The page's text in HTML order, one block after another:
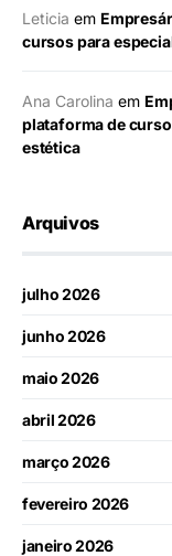
Leticia em
cursos para
Ana Carolina em
plataforma de
estética
Arquivos
julho 2026
junho 2026
maio 2026
abril 2026
março 2026
fevereiro 2026
janeiro 2026